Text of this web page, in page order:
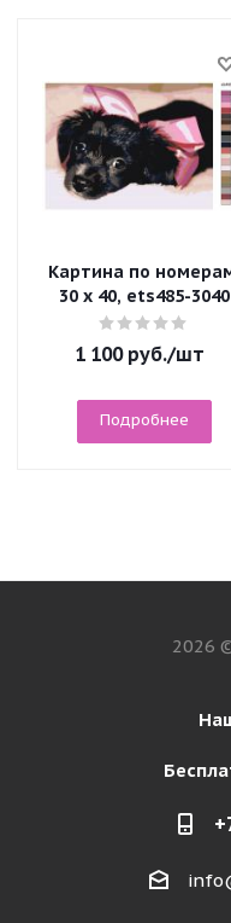
Картина по
30 x 40, ets485-3040
1 100руб./шт
Подробнее
2026